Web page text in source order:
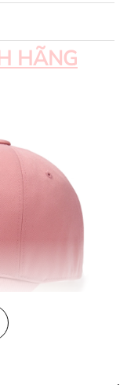
HÃNG